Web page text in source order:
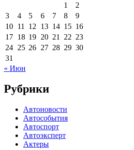
1
2
3
4 5 6 7 8
9
10 11 12 13 14 15 16
17 18 19 20 21 22 23
24 25 26 27 28 29 30
31
« Июн
Рубрики
Автоновости
Автособытия
Автоспорт
Автоэксперт
Актеры